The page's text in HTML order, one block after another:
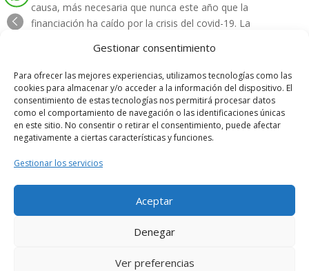
Gestionar consentimiento
Para ofrecer las mejores experiencias, utilizamos tecnologías como las
cookies para almacenar y/o acceder a la información del dispositivo. El
consentimiento de estas tecnologías nos permitirá procesar datos
como el comportamiento de navegación o las identificaciones únicas
en este sitio. No consentir o retirar el consentimiento, puede afectar
negativamente a ciertas características y funciones.
Gestionar los servicios
Aceptar
Denegar
Ver preferencias
causa, más necesaria que nunca este año que la
financiación ha caído por la crisis del covid-19. La
contribuir con la cantidad que se desee. Las
aportaciones se destinarán a estosproyectos de
investigaciónque la «Fundación Unoentrecienmil»
financia cada año desde 2014.
La carrera se realizará durante la semana calasancia
respetando los grupos estables de convivencia, con un
alrededores.
Muchas gracias de antemano por vuestra